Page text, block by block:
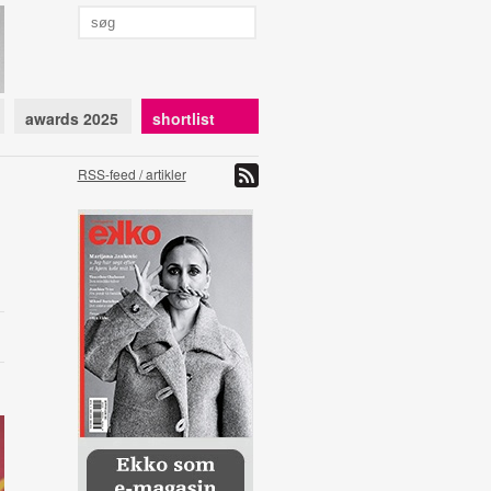
awards 2025 shortlist
RSS-feed / artikler